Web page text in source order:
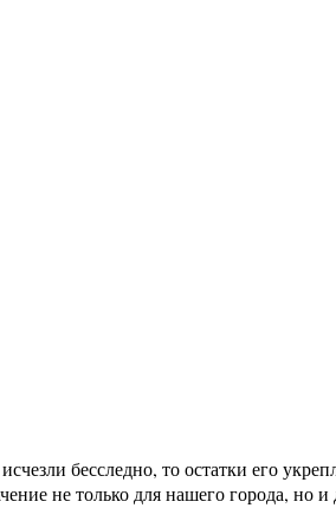
бесследно, то остатки его
не только для нашего города, но